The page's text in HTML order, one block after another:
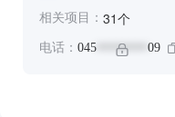
相关项目： 31个
电话： 045 ******** 09